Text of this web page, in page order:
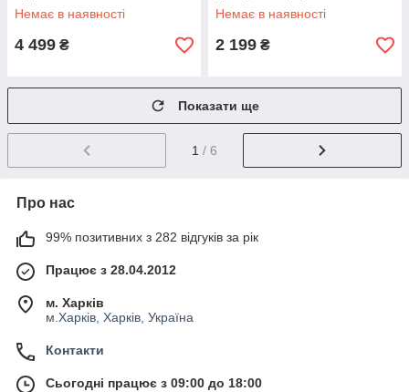
Немає в наявності
4 499 ₴
Немає в наявності
2 199 ₴
Показати ще
1 / 6
Про нас
99% позитивних з 282 відгуків за рік
Працює з 28.04.2012
м. Харків
м.Харків, Харків, Україна
Контакти
Сьогодні працює з 09:00 до 18:00